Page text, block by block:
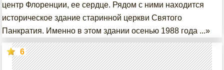
центр Флоренции, ее сердце. Рядом с ними находится
историческое здание старинной церкви Святого
Панкратия. Именно в этом здании осенью 1988 года ...»
6